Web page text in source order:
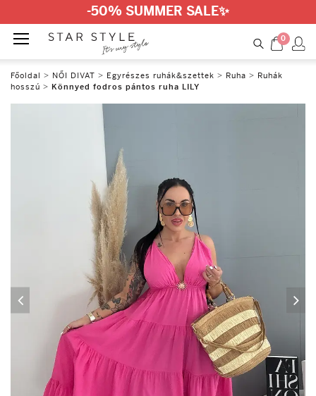
-50% SUMMER SALE✨
0
Főoldal > NŐI DIVAT > Egyrészes ruhák&szettek > Ruha > Ruhák
hosszú > Könnyed fodros pántos ruha LILY